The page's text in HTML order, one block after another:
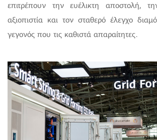
επιτρέπουν την ευέλικτη αποστολή,
αξιοπιστία και τον σταθερό έλεγχο
γεγονός που τις καθιστά απαραίτητες.